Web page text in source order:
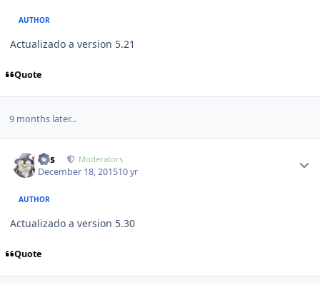
AUTHOR
Actualizado a version 5.21
Quote
9 months later...
luis Moderators
December 18, 201510 yr
AUTHOR
Actualizado a version 5.30
Quote